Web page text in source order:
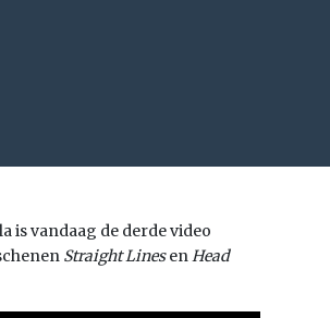
is vandaag de derde video
Straight LinesenHead